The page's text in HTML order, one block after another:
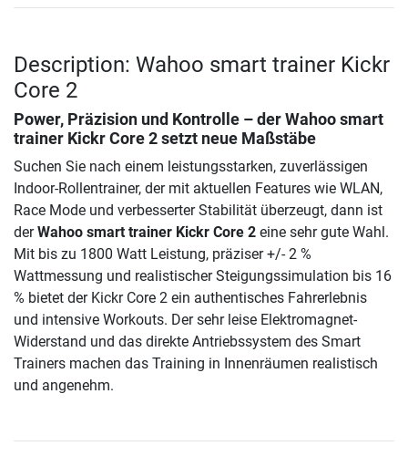
Description: Wahoo smart trainer Kickr
Core 2
Power, Präzision und Kontrolle – der Wahoo smart
trainer Kickr Core 2 setzt neue Maßstäbe
Suchen Sie nach einem leistungsstarken, zuverlässigen
Indoor-Rollentrainer, der mit aktuellen Features wie WLAN,
Race Mode und verbesserter Stabilität überzeugt, dann ist
derWahoo smart trainer Kickr Core 2 eine sehr gute Wahl.
Mit bis zu 1800 Watt Leistung, präziser +/- 2 %
Wattmessung und realistischer Steigungssimulation bis 16
% bietet der Kickr Core 2 ein authentisches Fahrerlebnis
und intensive Workouts. Der sehr leise Elektromagnet-
Widerstand und das direkte Antriebssystem des Smart
Trainers machen das Training in Innenräumen realistisch
und angenehm.